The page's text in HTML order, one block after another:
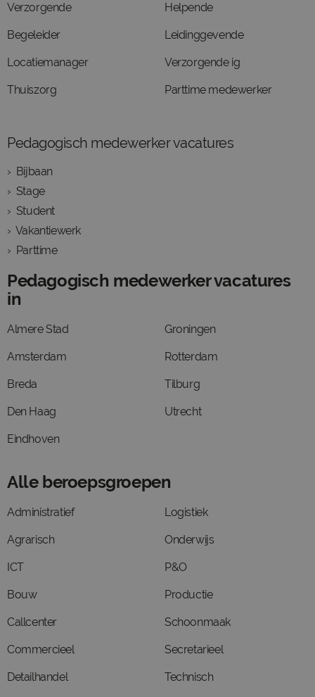
Verzorgende
Begeleider
Locatiemanager
Thuiszorg
Helpende
Leidinggevende
Verzorgende ig
Parttime medewerker
Pedagogisch medewerker vacatures
Bijbaan
Stage
Student
Vakantiewerk
Parttime
Pedagogisch medewerker vacatures
in
Almere Stad
Amsterdam
Breda
Den Haag
Eindhoven
Groningen
Rotterdam
Tilburg
Utrecht
Alle beroepsgroepen
Administratief
Agrarisch
ICT
Bouw
Callcenter
Commercieel
Detailhandel
Logistiek
Onderwijs
P&O
Productie
Schoonmaak
Secretarieel
Technisch